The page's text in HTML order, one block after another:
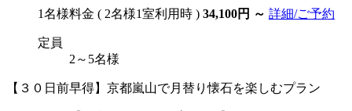
1名様料金 ( 2名様1室利用時 ) 34,100円 ～ 詳細/ご予約
定員
2～5名様
【３０日前早得】京都嵐山で月替り懐石を楽しむプラン